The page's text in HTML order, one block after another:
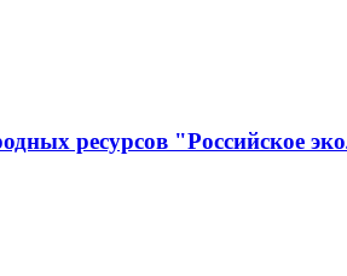
ресурсов "Российское